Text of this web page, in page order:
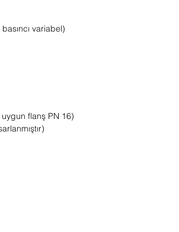
variabel)
flanş PN 16)